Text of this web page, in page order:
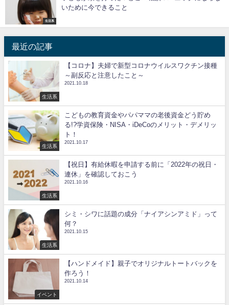
生活系
いために今できること
最近の記事
生活系
【コロナ】夫婦で新型コロナウイルスワクチン接種
～副反応と注意したこと～
2021.10.18
生活系
こどもの教育資金やパパママの老後資金どう貯め
る!?学資保険・NISA・iDeCoのメリット・デメリッ
ト！
2021.10.17
生活系
【祝日】有給休暇を申請する前に「2022年の祝日・
連休」を確認しておこう
2021.10.16
生活系
シミ・シワに話題の成分「ナイアシンアミド」って
何？
2021.10.15
イベント
【ハンドメイド】親子でオリジナルトートバックを
作ろう！
2021.10.14